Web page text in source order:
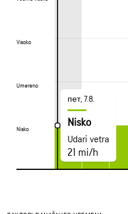
Visoko
Umereno
Nisko
Visoko
Umereno
Nisko
пет, 7.8.
Nisko
Udari vetra
21 mi/h